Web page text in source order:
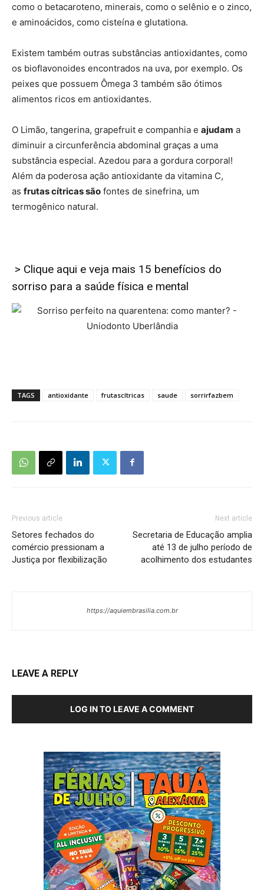
como o betacaroteno, minerais, como o selênio e o zinco,
e aminoácidos, como cisteína e glutationa.
Existem também outras substâncias antioxidantes, como
os bioflavonoides encontrados na uva, por exemplo. Os
peixes que possuem Ômega 3 também são ótimos
alimentos ricos em antioxidantes.
O Limão, tangerina, grapefruit e companhia e ajudam a
diminuir a circunferência abdominal graças a uma
substância especial. Azedou para a gordura corporal!
Além da poderosa ação antioxidante da vitamina C,
as frutas cítricas são fontes de sinefrina, um
termogênico natural.
> Clique aqui e veja mais 15 benefícios do
sorriso para a saúde física e mental
TAGS antioxidante frutascítricas saude sorrirfazbem
Previous article
Setores fechados do
comércio pressionam a
Justiça por flexibilização
Next article
Secretaria de Educação amplia
até 13 de julho período de
acolhimento dos estudantes
https://aquiembrasilia.com.br
LEAVE A REPLY
LOG IN TO LEAVE A COMMENT